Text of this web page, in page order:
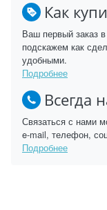
Как
Ваш первый заказ
подскажем как
удобными.
Подробнее
Всегда
Связаться с нами
e-mail, телефон,
Подробнее